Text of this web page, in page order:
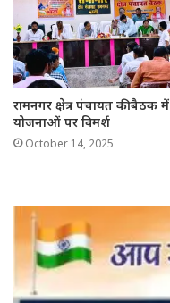
रामनगर क्षेत्र पंचायत की बैठक में
योजनाओं पर विमर्श
October 14, 2025